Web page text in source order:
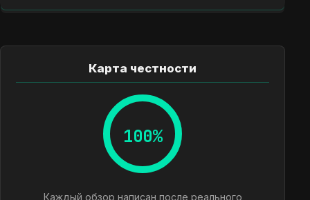
Карта честности
100%
Каждый обзор написан после реального